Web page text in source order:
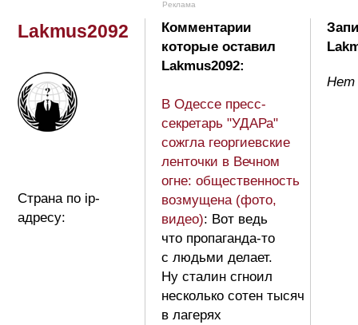
Реклама
Lakmus2092
Страна по ip-
адресу:
Комментарии
которые оставил
Lakmus2092:
В Одессе пресс-
секретарь "УДАРа"
сожгла георгиевские
ленточки в Вечном
огне: общественность
возмущена (фото,
видео): Вот ведь
что пропаганда-то
с людьми делает.
Ну сталин сгноил
несколько сотен тысяч
в лагерях
Нет